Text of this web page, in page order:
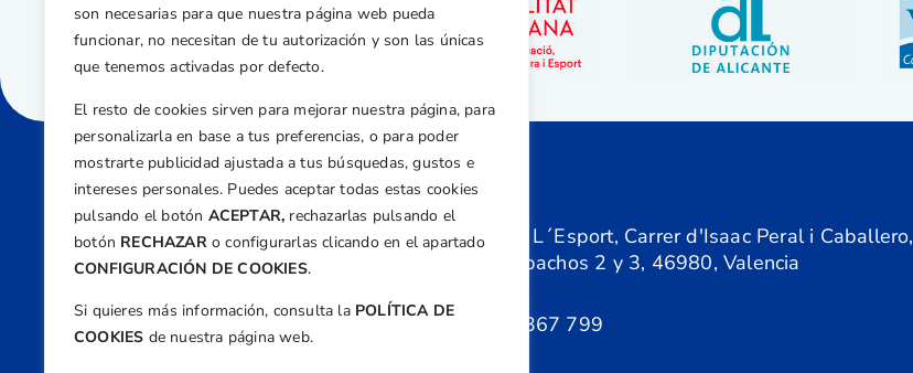
son necesarias para que nuestra página web pueda
funcionar, no necesitan de tu autorización y son las únicas
que tenemos activadas por defecto.
El resto de cookies sirven para mejorar nuestra página, para
personalizarla en base a tus preferencias, o para poder
mostrarte publicidad ajustada a tus búsquedas, gustos e
intereses personales. Puedes aceptar todas estas cookies
pulsando el botón ACEPTAR, rechazarlas pulsando el
botón RECHAZARo configurarlas clicando en el apartado
CONFIGURACIÓN DE COOKIES.
Si quieres más información, consulta la POLÍTICA DE
COOKIES de nuestra página web.
Dirección
Centre de L´Esport, Carrer d'Isaac Peral i Caballero,
Nº 5, Despachos 2 y 3, 46980, Valencia
+34 961 367 799